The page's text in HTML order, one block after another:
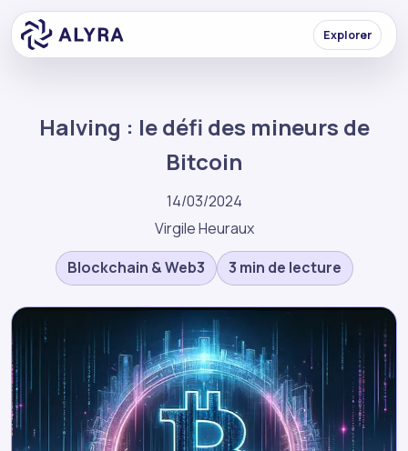
Explorer
Halving : le défi des mineurs de
Bitcoin
14/03/2024
Virgile Heuraux
Blockchain & Web3
3 min de lecture